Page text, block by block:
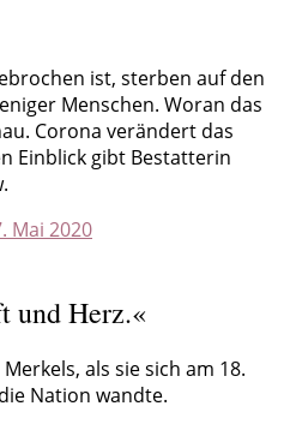
ist, sterben auf den
Menschen. Woran das
Corona verändert das
Einblick gibt Bestatterin
Mai 2020
und Herz.«
als sie sich am 18.
Nation wandte.